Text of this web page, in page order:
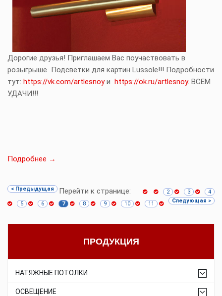
Дорогие друзья! Приглашаем Вас поучаствовать в
розыгрыше Подсветки для картин Lussole!!! Подробности
тут: https://vk.com/artlesnoyи https://ok.ru/artlesnoy. ВСЕМ
УДАЧИ!!!
Подробнее →
Перейти к странице:
< Предыдущая 2 3
4
5
6 7 8 9 10 11 Следующая >
ПРОДУКЦИЯ
НАТЯЖНЫЕ ПОТОЛКИ
ОСВЕЩЕНИЕ